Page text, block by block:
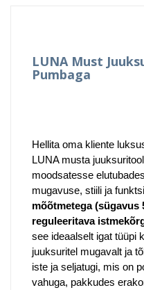
LUNA Must
Pumbaga
Hellita oma kliente
LUNA musta
moodsatesse
mugavuse, stiili ja
mõõtmetega (sügavus
reguleeritava
see ideaalselt igat tüüpi
juuksuritel mugavalt ja
iste ja seljatugi, mis on
vahuga, pakkudes